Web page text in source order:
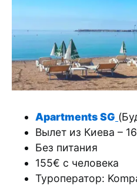
Apartments SG
Вылет из Киева –
Без питания
155€ с человека
Туроператор: